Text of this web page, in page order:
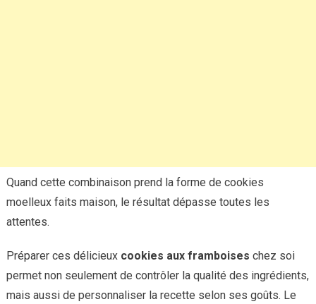
Quand cette combinaison prend la forme de cookies
moelleux faits maison, le résultat dépasse toutes les
attentes.
Préparer ces délicieux cookies aux framboises chez soi
permet non seulement de contrôler la qualité des ingrédients,
mais aussi de personnaliser la recette selon ses goûts. Le